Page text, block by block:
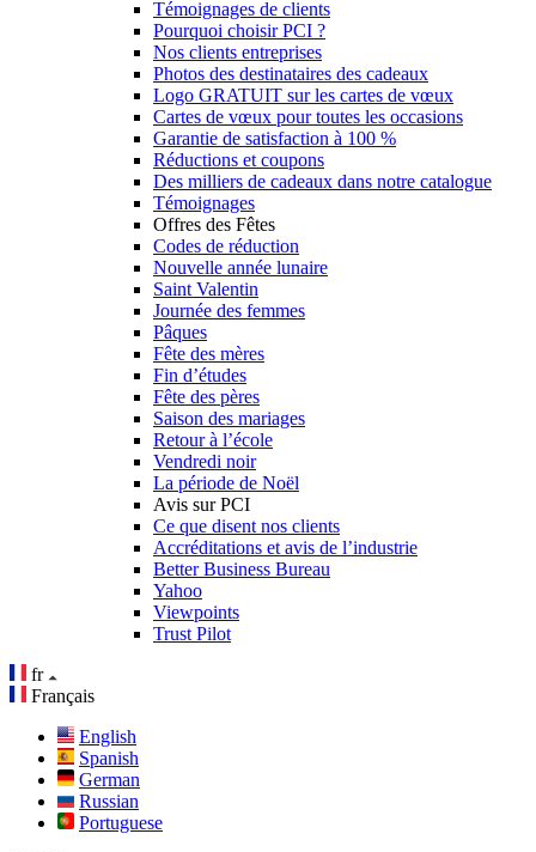
Témoignages de clients
Pourquoi choisir PCI ?
Nos clients entreprises
Photos des destinataires des cadeaux
Logo GRATUIT sur les cartes de vœux
Cartes de vœux pour toutes les occasions
Garantie de satisfaction à 100 %
Réductions et coupons
Des milliers de cadeaux dans notre catalogue
Témoignages
Offres des Fêtes
Codes de réduction
Nouvelle année lunaire
Saint Valentin
Journée des femmes
Pâques
Fête des mères
Fin d’études
Fête des pères
Saison des mariages
Retour à l’école
Vendredi noir
La période de Noël
Avis sur PCI
Ce que disent nos clients
Accréditations et avis de l’industrie
Better Business Bureau
Yahoo
Viewpoints
Trust Pilot
fr
Français
English
Spanish
German
Russian
Portuguese